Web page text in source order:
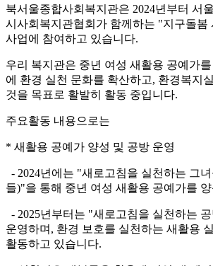
북서울종합사회복지관은 2024년부터 서
시사회복지관협회가 함께하는 "지구돌봄
사업에 참여하고 있습니다.
우리 복지관은 중년 여성 새활용 공예가
에 환경 실천 문화를 확산하고, 환경복지
것을 목표로 활발히 활동 중입니다.
주요활동 내용으로는
* 새활용 공예가 양성 및 공방 운영
- 2024년에는 "새로고침을 실천하는 그
들)"을 통해 중년 여성 새활용 공예가를
- 2025년부터는 "새로고침을 실천하는
운영하며, 환경 보호를 실천하는 새활용
활동하고 있습니다.